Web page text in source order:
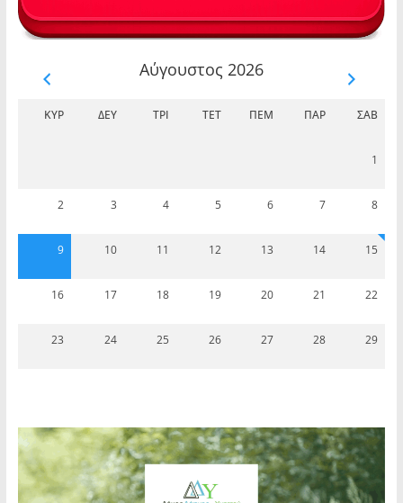
Αύγουστος 2026
ΚΥΡ ΔΕΥ ΤΡΊ ΤΕΤ ΠΈΜ ΠΑΡ ΣΆΒ
1
2 3 4 5 6 7 8
9 10 11 12 13 14 15
16 17 18 19 20 21 22
23 24 25 26 27 28 29